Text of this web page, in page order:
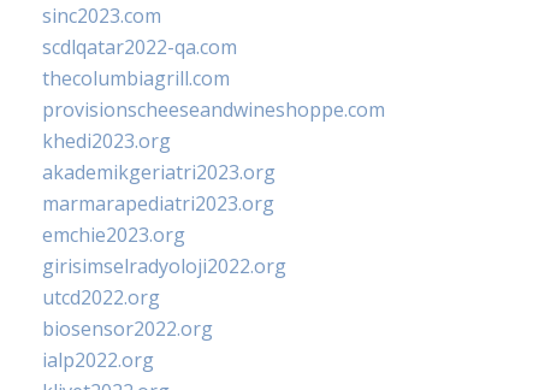
sinc2023.com
scdlqatar2022-qa.com
thecolumbiagrill.com
provisionscheeseandwineshoppe.com
khedi2023.org
akademikgeriatri2023.org
marmarapediatri2023.org
emchie2023.org
girisimselradyoloji2022.org
utcd2022.org
biosensor2022.org
ialp2022.org